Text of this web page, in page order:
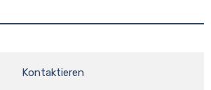
Kontaktieren